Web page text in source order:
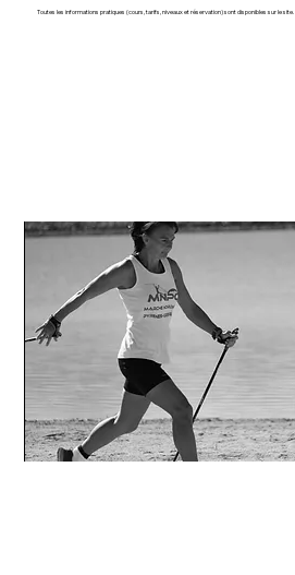
Toutes les informations pratiques (cours, tarifs, niveaux et réservation) sont disponibles sur le site.